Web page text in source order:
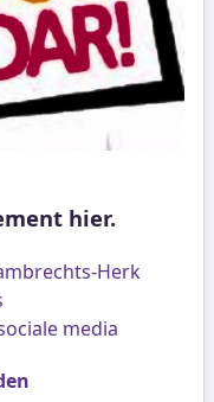
hier.
Herk
media